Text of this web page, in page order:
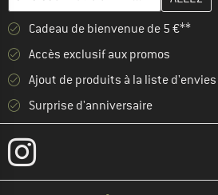
Cadeau de bienvenue de 5 €**
Accès exclusif aux promos
Ajout de produits à la liste d'envies
Surprise d'anniversaire